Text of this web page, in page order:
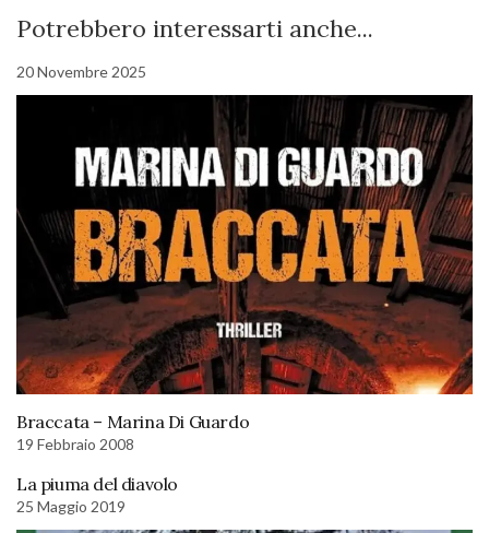
Potrebbero interessarti anche...
20 Novembre 2025
Braccata – Marina Di Guardo
19 Febbraio 2008
La piuma del diavolo
25 Maggio 2019